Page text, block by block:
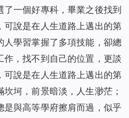
了一個好專科，畢業之後找到
可說是在人生道路上邁出的第
人學習掌握了多項技能，卻總
作，找不到自己的位置，更談
可說是在人生道路上邁出的第
坷，前景暗淡，人生渺茫；
是與高等學府擦肩而過，似乎